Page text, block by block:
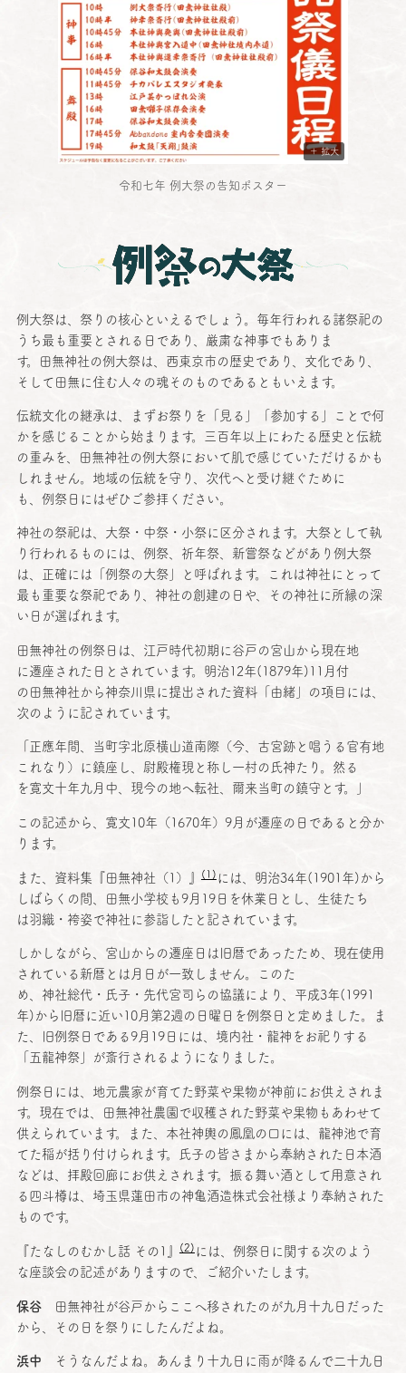
＋ 拡大
令和七年 例大祭の告知ポスター
例祭の大祭
例大祭は、祭りの核心といえるでしょう。 毎年行 われる 諸祭祀 の
うち最も 重要 とされる日であり、 厳粛な神事でもありま
す。
田無神社 の例大祭は、 西東京市 の 歴史 であり、 文化 であり、
そして 田無に住む人々の魂そのものであるともいえます。
伝統文化の継承は、まずお祭りを「見る」「 参加する」ことで何
かを感じることから始まります。
三百年以上 にわたる 歴史 と 伝統
の重みを、
田無神社 の例大祭において肌で感じていただけるかも
しれません。 地域の伝統を守り、 次代へと受け継ぐために
も、 例祭日 にはぜひご参拝ください。
神社 の祭祀は、 大祭・ 中祭・ 小祭に 区分されます。 大祭として執
り行われるものには、 例祭、 祈年祭、 新嘗祭などがあり 例大祭
は、
正確には「 例祭の大祭」と呼ばれます。これは神社 にとって
最も 重要 な祭祀であり、 神社 の創建の日や、その神社 に 所縁の深
い日が選ばれます。
田無神社 の例祭日 は、 江戸時代初期 に 谷戸 の宮山 から 現在地
に 遷座 された日とされています。 明治12年(1879年)11 月付
の 田無神社 から 神奈川県 に 提出 された資料「 由緒」の項目 には、
次のように記されています。
正應年間 当町字北原横山道南際（今、 古宮跡と唱うる 官有地
これなり）に 鎮座 し、 尉殿権現と称し 一村の 氏神 たり。然る
を寛文十年九月中 現今の地へ転社 爾来当町の鎮守 とす。」
この記述 から、 寛文 10年（1670年）9月が遷座 の日であると分か
ります。
また、 資料集 田無神社 （1）』 (1)には、 明治34年(1901年)から
しばらくの間、
田無小学校 も9月19日を休業日 とし、 生徒 たち
は羽織・ 袴姿 で神社 に 参詣したと記されています。
しかしながら、 宮山 からの遷座日 は 旧暦 であったため、 現在使用
されている 新暦 とは 月日 が一致 しません。このた
め、 神社総代・ 氏子 ・ 先代宮司 らの協議により、 平成3年(1991
年)から 旧暦 に近い10月第2週の 日曜日 を例祭日 と定めました。ま
た、
旧例祭日 である9月19日には、 境内社 ・ 龍神 をお祀りする
五龍神祭」が斎行 されるようになりました。
例祭日 には、 地元農家 が育てた野菜 や果物 が神前 にお供えされま
す。 現在 では、 田無神社農園 で収穫された野菜 や果物 もあわせて
供えられています。また、 本社神輿の鳳凰 の口には、 龍神池 で育
てた稲が括り付けられます。
氏子 の皆さまから 奉納 された 日本酒
などは、 拝殿回廊 にお供えされます。振る舞い酒として 用意 され
る 四斗樽は、 埼玉県蓮田市 の神亀酒造株式会社様より 奉納 された
ものです。
『たなしのむかし話 その1』 (2)には、 例祭日 に関する次のよう
な座談会の記述 がありますので、ご紹介いたします。
保谷 田無神社 が谷戸 からここへ移されたのが九月十九日 だった
から、その日を祭りにしたんだよね。
浜中 そうなんだよね。あんまり 十九日 に雨が降るんで二十九日